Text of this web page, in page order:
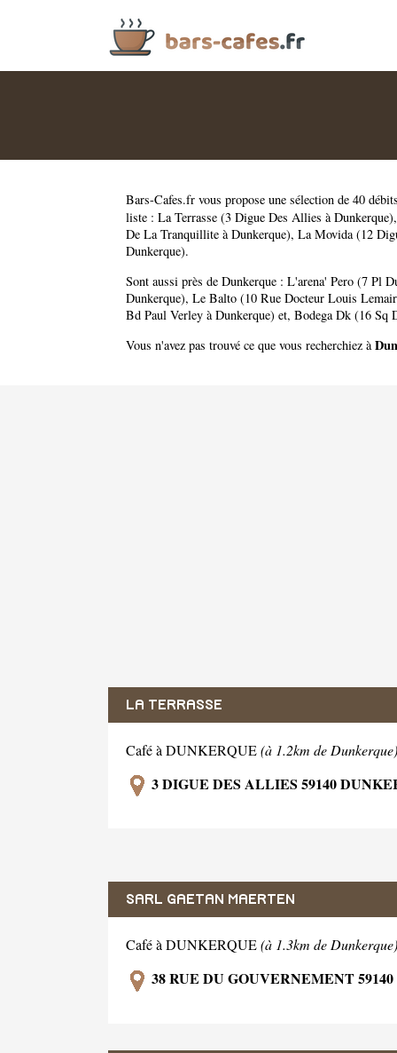
Bars-Cafes.fr vous propose une sélection de 40
liste : La Terrasse (3 Digue Des Allies à Dunkerque),
De La Tranquillite à Dunkerque), La Movida (12
Dunkerque).
Sont aussi près de Dunkerque : L'arena' Pero (7 Pl
Dunkerque), Le Balto (10 Rue Docteur Louis
Bd Paul Verley à Dunkerque) et, Bodega Dk (16 Sq
Vous n'avez pas trouvé ce que vous recherchiez à
LA TERRASSE
Café à DUNKERQUE(à 1.2km de Dunkerque)
3 DIGUE DES ALLIES 59140
SARL GAETAN MAERTEN
Café à DUNKERQUE(à 1.3km de Dunkerque)
38 RUE DU GOUVERNEMENT